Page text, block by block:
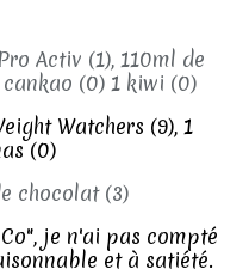
Activ (1), 110ml de
(0) 1 kiwi (0)
Watchers (9), 1
(0)
chocolat (3)
je n'ai pas compté
et à satiété.